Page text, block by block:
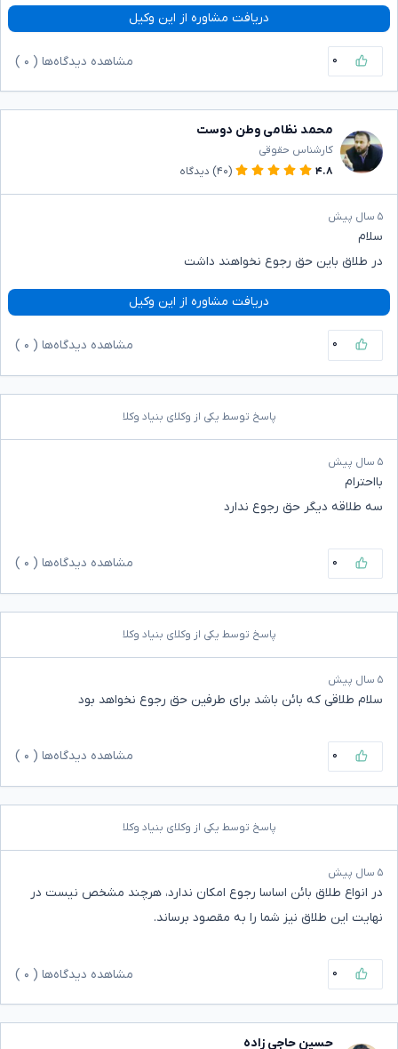
دریافت مشاوره از این وکیل
۰ مشاهده دیدگاه‌ها ( ۰
محمد نظامی وطن دوست
کارشناس حقوقی
۴.۸
(۴۰) دیدگاه
۵ سال پیش
سلام
در طلاق باین حق رجوع نخواهند داشت
دریافت مشاوره از این وکیل
۰ مشاهده دیدگاه‌ها ( ۰
پاسخ توسط یکی از وکلای بنیاد وکلا
۵ سال پیش
بااحترام
سه طلاقه دیگر حق رجوع ندارد
۰ مشاهده دیدگاه‌ها ( ۰
پاسخ توسط یکی از وکلای بنیاد وکلا
۵ سال پیش
سلام طلاقی که بائن باشد برای طرفین حق رجوع نخواهد بود
۰ مشاهده دیدگاه‌ها ( ۰
پاسخ توسط یکی از وکلای بنیاد وکلا
۵ سال پیش
در انواع طلاق بائن اساسا رجوع امکان ندارد، هرچند مشخص نیست در
نهایت این طلاق نیز شما را به مقصود برساند.
۰ مشاهده دیدگاه‌ها ( ۰
حسین حاجی زاده